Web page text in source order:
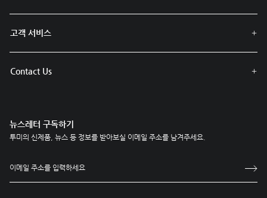
고객 서비스
Contact Us
뉴스레터 구독하기
투미의 신제품, 뉴스 등 정보를 받아보실 이메일 주소를 남겨주세요.